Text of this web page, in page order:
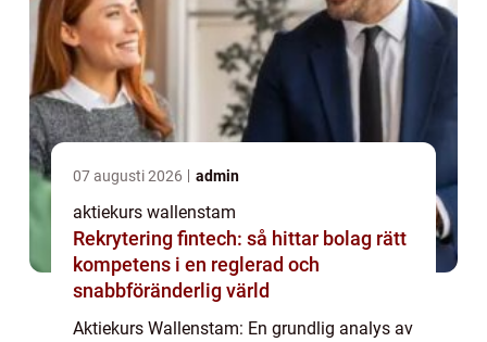
07 augusti 2026 admin
aktiekurs wallenstam
Rekrytering fintech: så hittar bolag rätt
kompetens i en reglerad och
snabbföränderlig värld
Aktiekurs Wallenstam: En grundlig analys av